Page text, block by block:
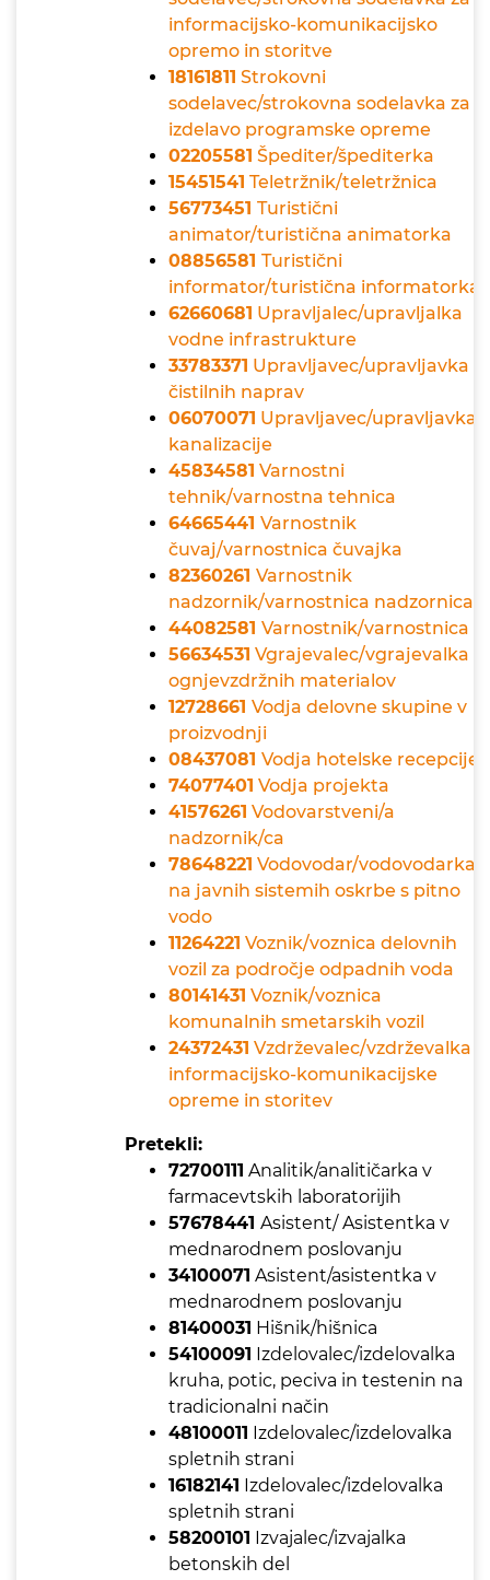
informacijsko-komunikacijsko
opremo in storitve
18161811 Strokovni
sodelavec/strokovna sodelavka za
izdelavo programske opreme
02205581 Špediter/špediterka
15451541 Teletržnik/teletržnica
56773451 Turistični
animator/turistična animatorka
08856581 Turistični
informator/turistična informatorka
62660681 Upravljalec/upravljalka
vodne infrastrukture
33783371 Upravljavec/upravljavka
čistilnih naprav
06070071 Upravljavec/upravljavka
kanalizacije
45834581 Varnostni
tehnik/varnostna tehnica
64665441 Varnostnik
čuvaj/varnostnica čuvajka
82360261 Varnostnik
nadzornik/varnostnica nadzornica
44082581 Varnostnik/varnostnica
56634531 Vgrajevalec/vgrajevalka
ognjevzdržnih materialov
12728661 Vodja delovne skupine v
proizvodnji
08437081 Vodja hotelske recepcije
74077401 Vodja projekta
41576261 Vodovarstveni/a
nadzornik/ca
78648221 Vodovodar/vodovodarka
na javnih sistemih oskrbe s pitno
vodo
11264221 Voznik/voznica delovnih
vozil za področje odpadnih voda
80141431 Voznik/voznica
komunalnih smetarskih vozil
24372431 Vzdrževalec/vzdrževalka
informacijsko-komunikacijske
opreme in storitev
Pretekli:
72700111 Analitik/analitičarka v
farmacevtskih laboratorijih
57678441 Asistent/ Asistentka v
mednarodnem poslovanju
34100071 Asistent/asistentka v
mednarodnem poslovanju
81400031 Hišnik/hišnica
54100091 Izdelovalec/izdelovalka
kruha, potic, peciva in testenin na
tradicionalni način
48100011 Izdelovalec/izdelovalka
spletnih strani
16182141 Izdelovalec/izdelovalka
spletnih strani
58200101 Izvajalec/izvajalka
betonskih del